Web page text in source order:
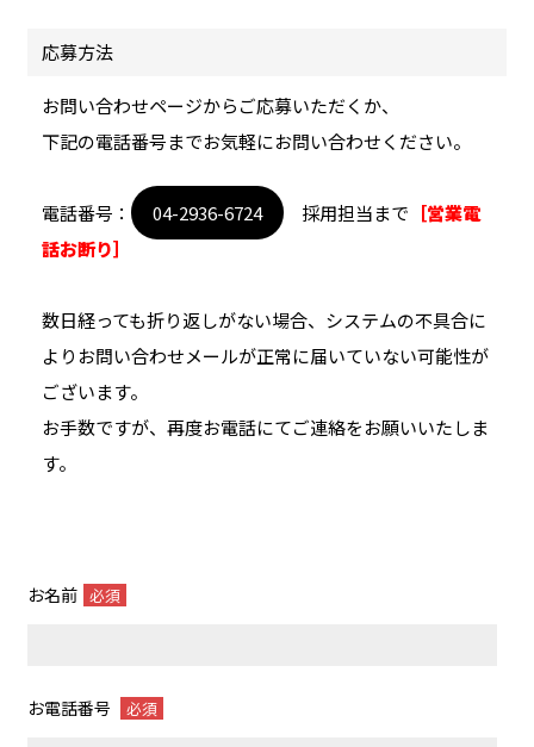
応募方法
お問い合わせページからご応募いただくか、
下記の電話番号までお気軽にお問い合わせください。
電話番号： 04-2936-6724 採用担当まで ［営業電
話お断り］
数日経っても折り返しがない場合、システムの不具合に
よりお問い合わせメールが正常に届いていない可能性が
ございます。
お手数ですが、再度お電話にてご連絡をお願いいたしま
す。
お名前 必須
お電話番号 必須